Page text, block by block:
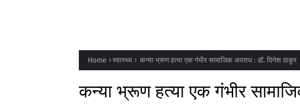
Home स्वास्थ्य कन्या भ्रूण हत्या एक गंभीर सामाजिक अपराध : डॉ. दिनेश ठाकुर
कन्या भ्रूण हत्या एक गंभीर